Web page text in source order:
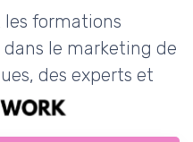
les formations
dans le marketing de
des experts et